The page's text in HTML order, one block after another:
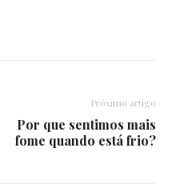
Próximo artigo
Por que sentimos mais
fome quando está frio?